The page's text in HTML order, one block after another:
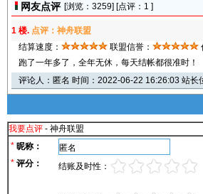
网友点评 [浏览： 3259] [点评：1 ]
1 楼. 点评：神舟联盟
结算速度：
联盟信誉：
跑了一年多了，全年无休，每天结帐都很准时！
评论人：匿名 时间：2022-06-22 16:26:03 站长
我要点评 - 神舟联盟
* 昵称：
* 评分： 结账及时性：